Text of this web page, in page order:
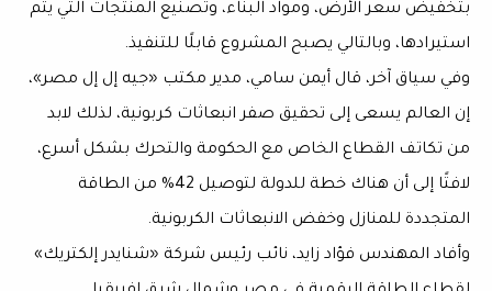
بتخفيض سعر الأرض، ومواد البناء، وتصنيع المنتجات التي يتم
استيرادها، وبالتالي يصبح المشروع قابلًا للتنفيذ.
وفي سياق آخر، قال أيمن سامي، مدير مكتب «جيه إل إل مصر»،
إن العالم يسعى إلى تحقيق صفر انبعاثات كربونية، لذلك لابد
من تكاتف القطاع الخاص مع الحكومة والتحرك بشكل أسرع،
لافتًا إلى أن هناك خطة للدولة لتوصيل 42% من الطاقة
المتجددة للمنازل وخفض الانبعاثات الكربونية.
وأفاد المهندس فؤاد زايد، نائب رئيس شركة «شنايدر إلكتريك»